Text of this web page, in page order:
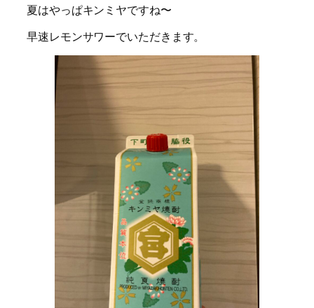
夏はやっぱキンミヤですね〜
早速レモンサワーでいただきます。